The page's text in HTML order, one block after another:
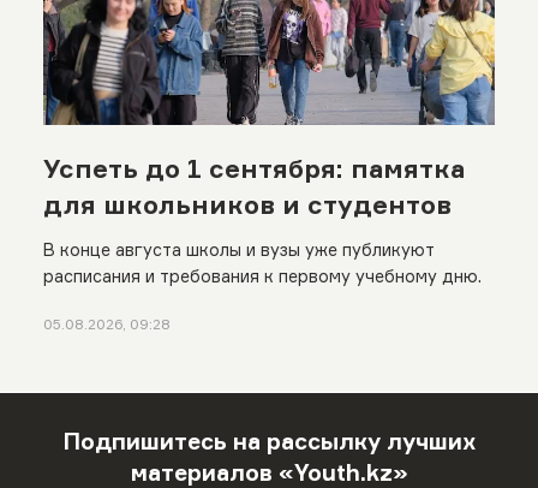
Успеть до 1 сентября: памятка
для школьников и студентов
В конце августа школы и вузы уже публикуют
расписания и требования к первому учебному дню.
05.08.2026, 09:28
Подпишитесь на рассылку лучших
материалов «Youth.kz»